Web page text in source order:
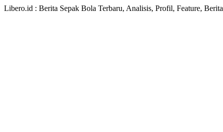
Libero.id : Berita Sepak Bola Terbaru, Analisis, Profil, Feature,